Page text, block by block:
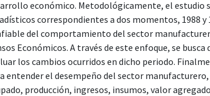
económico. Metodológicamente, el estudio
correspondientes a dos momentos, 1988
del comportamiento del sector
Económicos. A través de este enfoque, se
los cambios ocurridos en dicho periodo.
entender el desempeño del sector
producción, ingresos, insumos, valor